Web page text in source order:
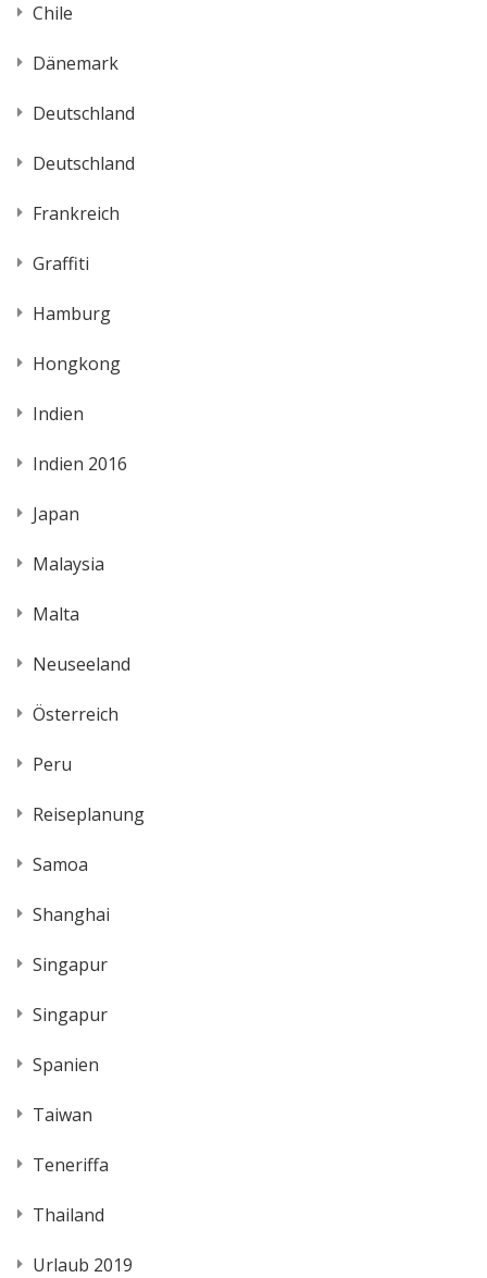
Chile
Dänemark
Deutschland
Deutschland
Frankreich
Graffiti
Hamburg
Hongkong
Indien
Indien 2016
Japan
Malaysia
Malta
Neuseeland
Österreich
Peru
Reiseplanung
Samoa
Shanghai
Singapur
Singapur
Spanien
Taiwan
Teneriffa
Thailand
Urlaub 2019